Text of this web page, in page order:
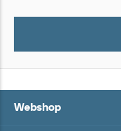
Webshop